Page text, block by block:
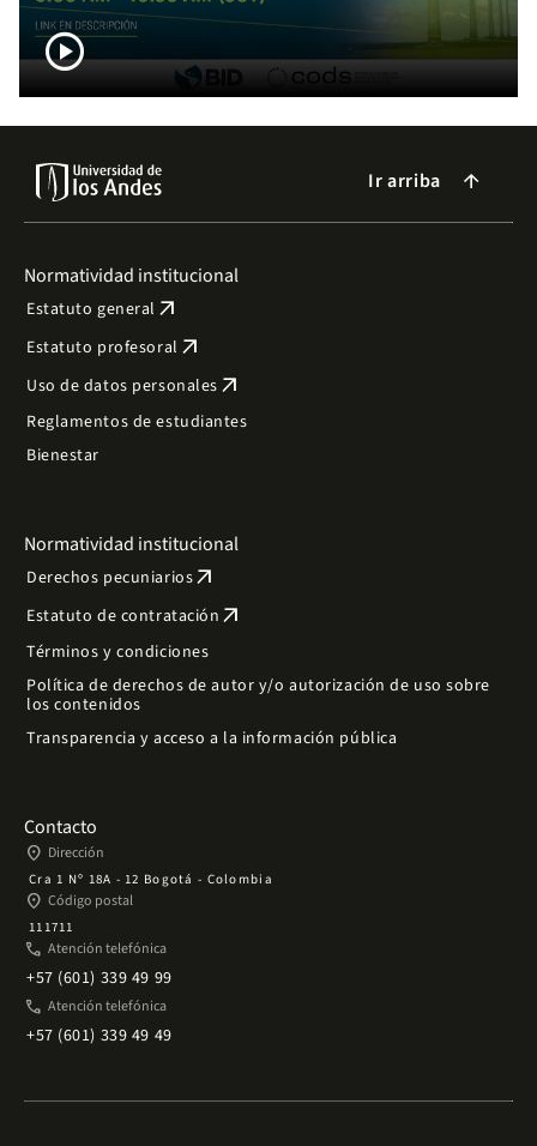
play_circle
Ir arriba arrow_forward
Normatividad institucional
Estatuto general arrow_outward
Estatuto profesoral arrow_outward
Uso de datos personales arrow_outward
Reglamentos de estudiantes
Bienestar
Normatividad institucional
Derechos pecuniariosarrow_outward
Estatuto de contratación arrow_outward
Términos y condiciones
Política de derechos de autor y/o autorización de uso sobre
los contenidos
Transparencia y acceso a la información pública
Contacto
place Dirección
Cra 1 Nº 18A - 12 Bogotá - Colombia
place Código postal
111711
phone Atención telefónica
+57 (601) 339 49 99
phone Atención telefónica
+57 (601) 339 49 49